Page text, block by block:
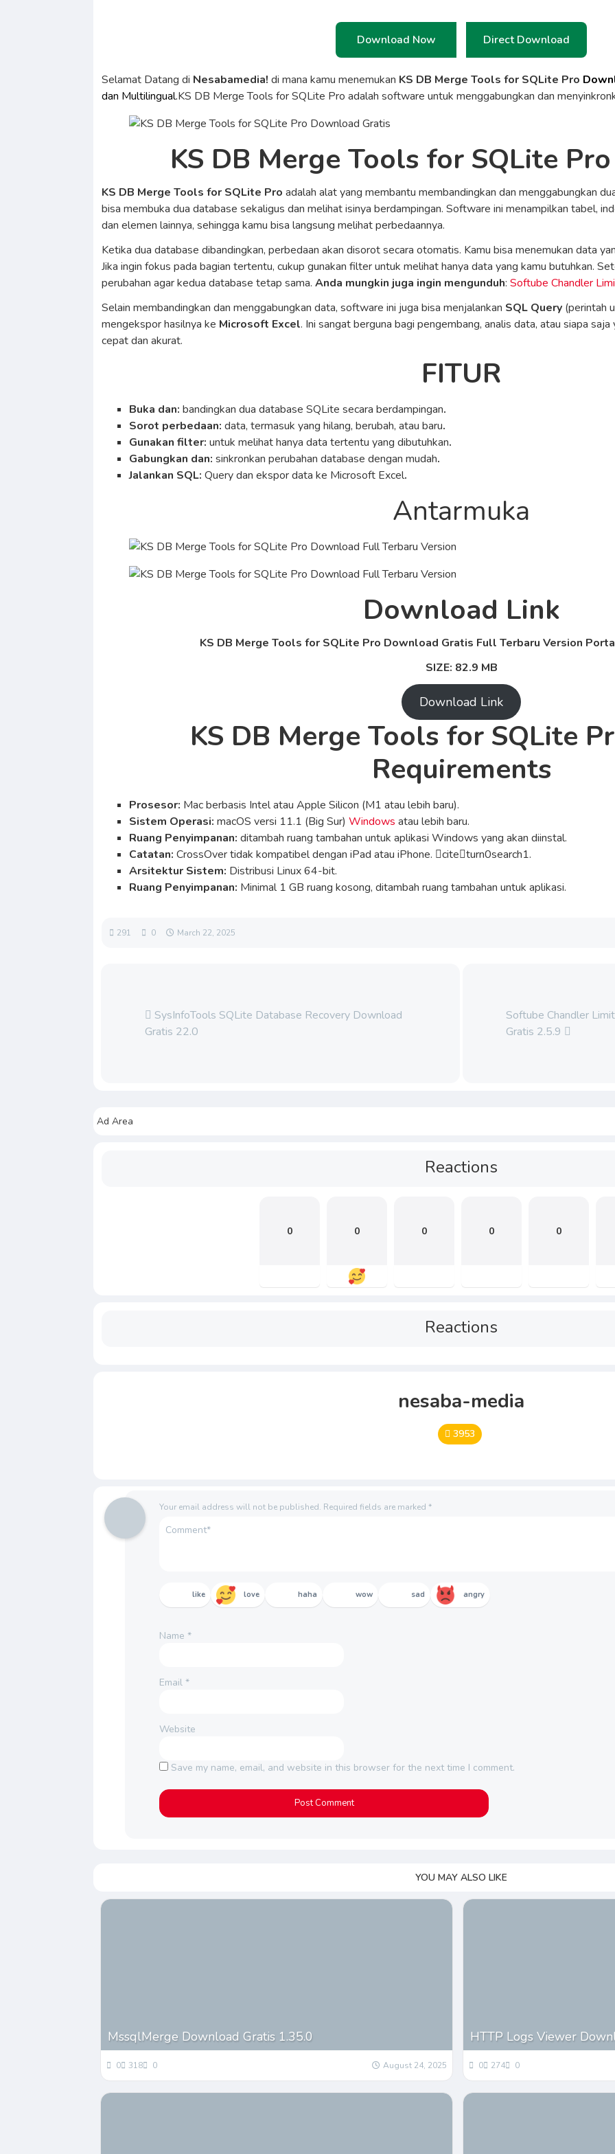
Download Now Direct Download
Selamat Datang di Nesabamedia!di mana kamu menemukan KS DB Merge Tools for SQLite Pro
dan Multilingual.KS DB Merge Tools for SQLite Pro adalah software untuk menggabungkan dan
KS DB Merge Tools for SQLite Pro
KS DB Merge Tools for SQLite Pro adalah alat yang membantu membandingkan dan menggabungkan
bisa membuka dua database sekaligus dan melihat isinya berdampingan. Software ini menampilkan tabel,
dan elemen lainnya, sehingga kamu bisa langsung melihat perbedaannya.
Ketika dua database dibandingkan, perbedaan akan disorot secara otomatis. Kamu bisa menemukan data
Jika ingin fokus pada bagian tertentu, cukup gunakan filter untuk melihat hanya data yang kamu butuhkan.
perubahan agar kedua database tetap sama.Anda mungkin juga ingin mengunduh:Softube Chandler
Selain membandingkan dan menggabungkan data, software ini juga bisa menjalankan SQL Query (perintah
mengekspor hasilnya ke Microsoft Excel. Ini sangat berguna bagi pengembang, analis data, atau siapa
cepat dan akurat.
FITUR
Buka dan:bandingkan dua database SQLite secara berdampingan.
Sorot perbedaan:data, termasuk yang hilang, berubah, atau baru.
Gunakan filter:untuk melihat hanya data tertentu yang dibutuhkan.
Gabungkan dan:sinkronkan perubahan database dengan mudah.
Jalankan SQL:Query dan ekspor data ke Microsoft Excel.
Antarmuka
Download Link
KS DB Merge Tools for SQLite Pro Download Gratis Full Terbaru Version
SIZE: 82.9 MB
Download Link
KS DB Merge Tools for SQLite
Requirements
Prosesor: Mac berbasis Intel atau Apple Silicon (M1 atau lebih baru).
Sistem Operasi: macOS versi 11.1 (Big Sur)Windows atau lebih baru.
Ruang Penyimpanan: ditambah ruang tambahan untuk aplikasi Windows yang akan diinstal.
Catatan: CrossOver tidak kompatibel dengan iPad atau iPhone. citeturn0search1.
Arsitektur Sistem: Distribusi Linux 64-bit.
Ruang Penyimpanan: Minimal 1 GB ruang kosong, ditambah ruang tambahan untuk aplikasi.
291 0 March 22, 2025
SysInfoTools SQLite Database Recovery Download
Gratis 22.0
Softube Chandler
Gratis 2.5.9
Ad Area
Reactions
0 0 0 0 0
Reactions
nesaba-media
3953
Your email address will not be published. Required fields are marked*
like love haha wow sad angry
Name*
Email*
Website
Save my name, email, and website in this browser for the next time I comment.
YOU MAY ALSO LIKE
MssqlMerge Download Gratis 1.35.0
0 318 0 August 24, 2025
HTTP Logs Viewer
0 274 0